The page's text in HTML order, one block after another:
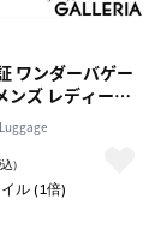
ワンダーバゲー
ンズ レディース
WONDER
ネス 通勤 レザ
落 ビジネスリュ
納 ナイロン
）
ル (1倍)